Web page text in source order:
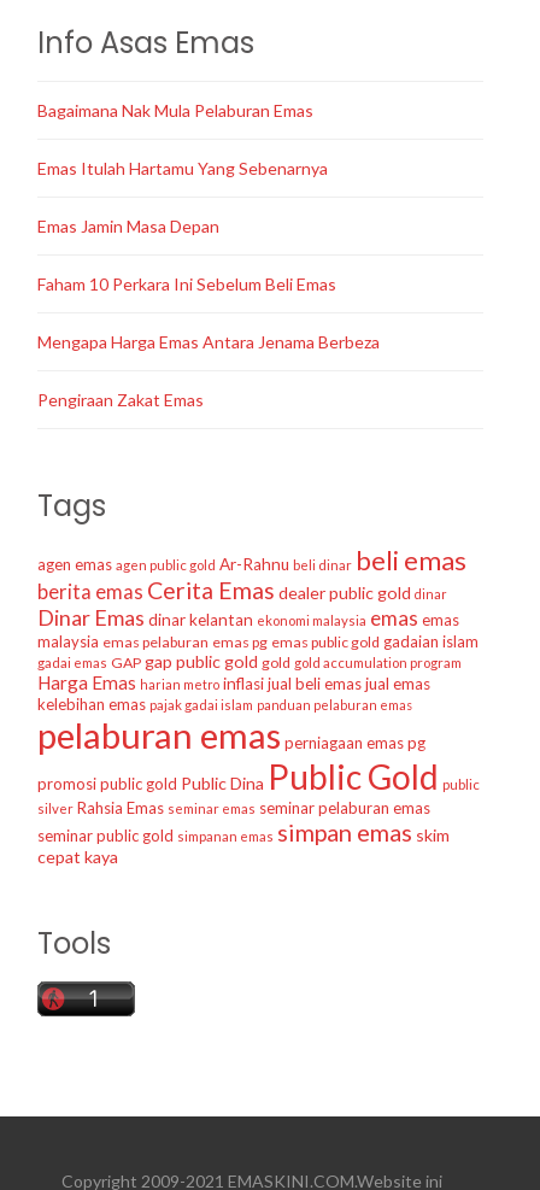
Info Asas Emas
Bagaimana Nak Mula Pelaburan Emas
Emas Itulah Hartamu Yang Sebenarnya
Emas Jamin Masa Depan
Faham 10 Perkara Ini Sebelum Beli Emas
Mengapa Harga Emas Antara Jenama Berbeza
Pengiraan Zakat Emas
Tags
agen emas agen public gold Ar-Rahnu beli dinar beli emas
berita emas Cerita Emas dealer public gold dinar
Dinar Emas dinar kelantan ekonomi malaysia emas emas
malaysia emas pelaburan emas pg emas public gold gadaian islam
gadai emas GAP gap public gold gold gold accumulation program
Harga Emas harian metro inflasijual beli emasjual emas
kelebihan emas pajak gadai islam panduan pelaburan emas
pelaburan emas perniagaan emaspg
promosi public gold Public Dina Public Gold public
silver Rahsia Emas seminar emas seminar pelaburan emas
seminar public gold simpanan emas simpan emas skim
cepat kaya
Tools
Copyright 2009-2021 EMASKINI.COM.Website ini